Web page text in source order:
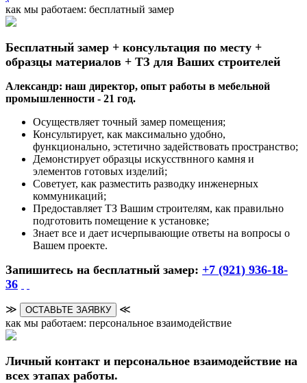
как мы работаем: бесплатный замер
Бесплатный замер + консультация по месту +
образцы материалов + ТЗ для Ваших строителей
Александр: наш директор, опыт работы в мебельной
промышленности - 21 год.
Осуществляет точный замер помещения;
Консультирует, как максимально удобно,
функционально, эстетично задействовать пространство;
Демонстирует образцы искусствнного камня и
элементов готовых изделий;
Советует, как разместить разводку инженерных
коммуникаций;
Предоставляет ТЗ Вашим строителям, как правильно
подготовить помещение к установке;
Знает все и дает исчерпывающие ответы на вопросы о
Вашем проекте.
Запишитесь на бесплатный замер: +7 (921) 936-18-
36
≫ ОСТАВЬТЕ ЗАЯВКУ
≪
как мы работаем: персональное взаимодействие
Личный контакт и персональное взаимодействие на
всех этапах работы.